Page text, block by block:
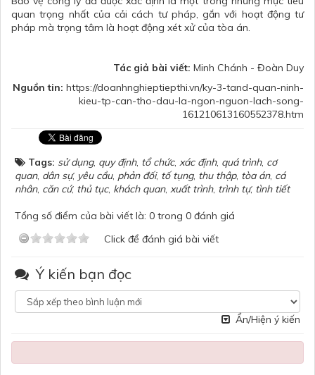
quan trọng nhất của cải cách tư pháp, gắn với hoạt động tư
pháp mà trọng tâm là hoạt động xét xử của tòa án.
Tác giả bài viết: Minh Chánh - Đoàn Duy
Nguồn tin: https://doanhnghieptiepthi.vn/ky-3-tand-quan-ninh-
kieu-tp-can-tho-dau-la-ngon-nguon-lach-song-
161210613160552378.htm
Tags: sử dụng, quy định, tổ chức, xác định, quá trình, cơ
quan, dân sự, yêu cầu, phản đối, tố tụng, thu thập, tòa án, cá
nhân, căn cứ, thủ tục, khách quan, xuất trình, trình tự, tình tiết
Tổng số điểm của bài viết là: 0 trong 0 đánh giá
Click để đánh giá bài viết
Ý kiến bạn đọc
Ẩn/Hiện ý kiến